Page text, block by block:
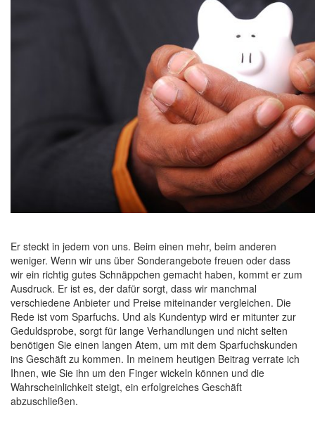
Er steckt in jedem von uns. Beim einen mehr, beim anderen
weniger. Wenn wir uns über Sonderangebote freuen oder dass
wir ein richtig gutes Schnäppchen gemacht haben, kommt er zum
Ausdruck. Er ist es, der dafür sorgt, dass wir manchmal
verschiedene Anbieter und Preise miteinander vergleichen. Die
Rede ist vom Sparfuchs. Und als Kundentyp wird er mitunter zur
Geduldsprobe, sorgt für lange Verhandlungen und nicht selten
benötigen Sie einen langen Atem, um mit dem Sparfuchskunden
ins Geschäft zu kommen. In meinem heutigen Beitrag verrate ich
Ihnen, wie Sie ihn um den Finger wickeln können und die
Wahrscheinlichkeit steigt, ein erfolgreiches Geschäft
abzuschließen.